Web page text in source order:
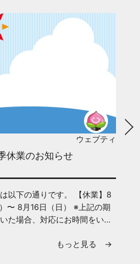
ウェブティ
休業のお知らせ
以下の通りです。 【休業】8
〜 8月16日（日） ※上記の期
た場合、対応にお時間をいた
もっと見る →